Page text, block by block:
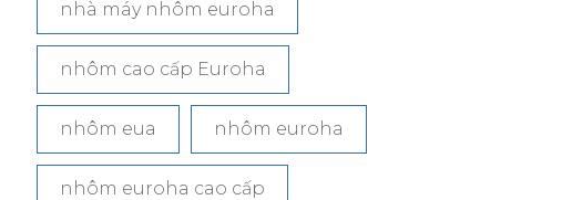
nhà máy nhôm euroha
nhôm cao cấp Euroha
nhôm eua nhôm euroha
nhôm euroha cao cấp